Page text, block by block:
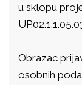
u sklopu
Obrazac
osobnih